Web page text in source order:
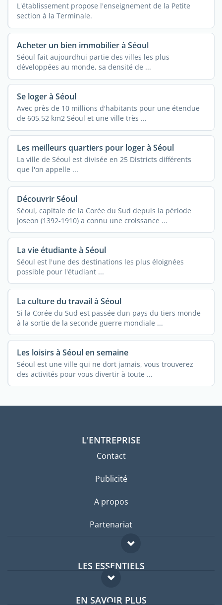
L'établissement propose l'enseignement de la Petite
section à la Terminale.
Acheter un bien immobilier à Séoul
Séoul fait aujourdhui partie des villes les plus
développées au monde, sa densité de ...
Se loger à Séoul
Avec près de 10 millions d'habitants pour une étendue
de 605,52 km2 Séoul et une ville très ...
Les meilleurs quartiers pour loger à Séoul
La ville de Séoul est divisée en 25 Districts différents
que l'on appelle ...
Découvrir Séoul
Séoul, capitale de la Corée du Sud depuis la période
Joseon (1392-1910) a connu une croissance ...
La vie étudiante à Séoul
Séoul est l'une des destinations les plus éloignées
possible pour l'étudiant ...
La culture du travail à Séoul
Si la Corée du Sud est passée dun pays du tiers monde
à la sortie de la seconde guerre mondiale ...
Les loisirs à Séoul en semaine
Séoul est une ville qui ne dort jamais, vous trouverez
des activités pour vous divertir à toute ...
L'ENTREPRISE
Contact
Publicité
A propos
Partenariat
LES ESSENTIELS
Forum expatriés
EN SAVOIR PLUS